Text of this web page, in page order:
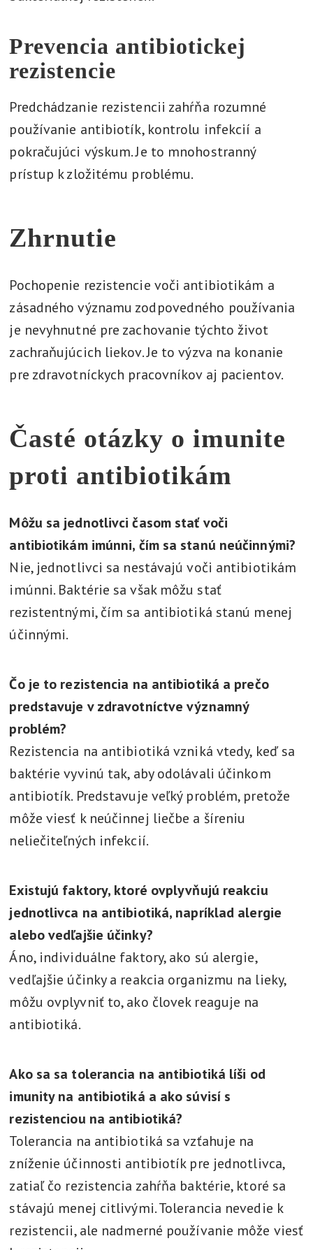
Prevencia antibiotickej
rezistencie
Predchádzanie rezistencii zahŕňa rozumné
používanie antibiotík, kontrolu infekcií a
pokračujúci výskum. Je to mnohostranný
prístup k zložitému problému.
Zhrnutie
Pochopenie rezistencie voči antibiotikám a
zásadného významu zodpovedného používania
je nevyhnutné pre zachovanie týchto život
zachraňujúcich liekov. Je to výzva na konanie
pre zdravotníckych pracovníkov aj pacientov.
Časté otázky o imunite
proti antibiotikám
Môžu sa jednotlivci časom stať voči
antibiotikám imúnni, čím sa stanú neúčinnými?
Nie, jednotlivci sa nestávajú voči antibiotikám
imúnni. Baktérie sa však môžu stať
rezistentnými, čím sa antibiotiká stanú menej
účinnými.
Čo je to rezistencia na antibiotiká a prečo
predstavuje v zdravotníctve významný
problém?
Rezistencia na antibiotiká vzniká vtedy, keď sa
baktérie vyvinú tak, aby odolávali účinkom
antibiotík. Predstavuje veľký problém, pretože
môže viesť k neúčinnej liečbe a šíreniu
neliečiteľných infekcií.
Existujú faktory, ktoré ovplyvňujú reakciu
jednotlivca na antibiotiká, napríklad alergie
alebo vedľajšie účinky?
Áno, individuálne faktory, ako sú alergie,
vedľajšie účinky a reakcia organizmu na lieky,
môžu ovplyvniť to, ako človek reaguje na
antibiotiká.
Ako sa sa tolerancia na antibiotiká líši od
imunity na antibiotiká a ako súvisí s
rezistenciou na antibiotiká?
Tolerancia na antibiotiká sa vzťahuje na
zníženie účinnosti antibiotík pre jednotlivca,
zatiaľ čo rezistencia zahŕňa baktérie, ktoré sa
stávajú menej citlivými. Tolerancia nevedie k
rezistencii, ale nadmerné používanie môže viesť